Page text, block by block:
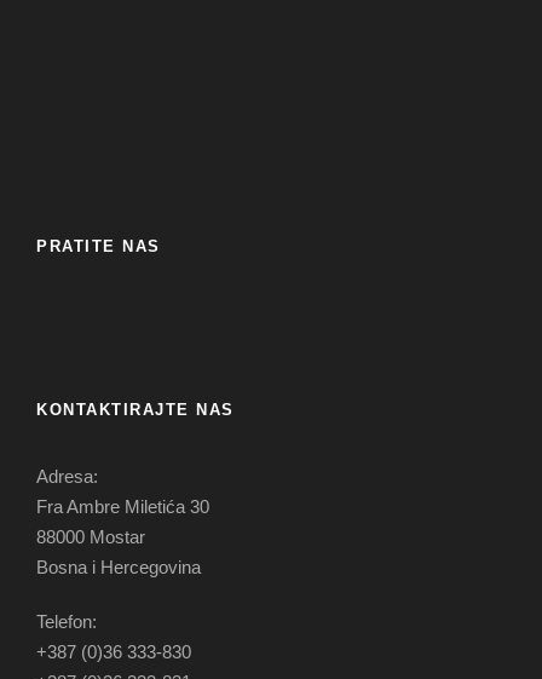
PRATITE NAS
KONTAKTIRAJTE NAS
Adresa:
Fra Ambre Miletića 30
88000 Mostar
Bosna i Hercegovina
Telefon:
+387 (0)36 333-830